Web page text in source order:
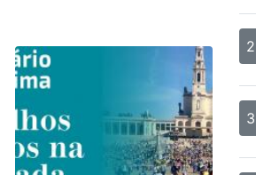
2
3